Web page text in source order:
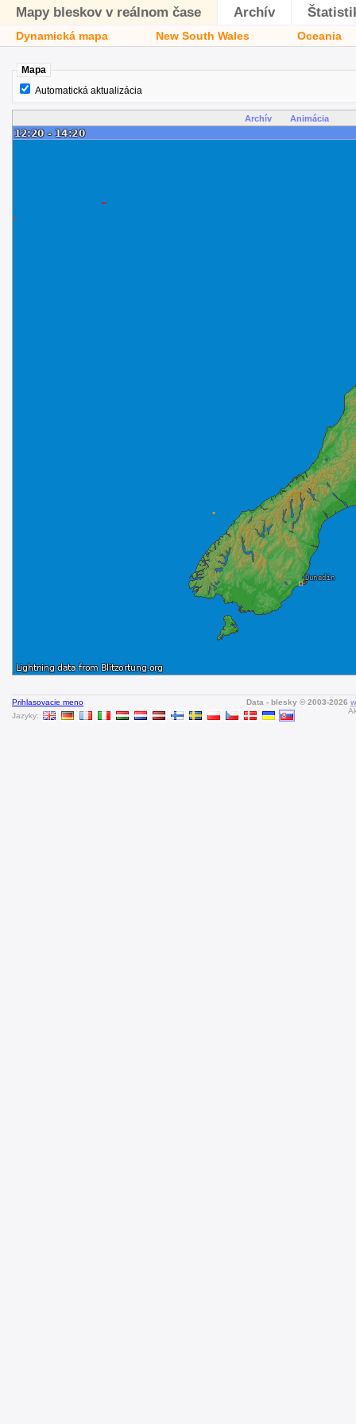
Mapy bleskov v reálnom čase Archív
Dynamická mapa New South Wales Oceania
Mapa
Automatická aktualizácia
Archív Animácia
Prihlasovacie meno
Jazyky:
Data - blesky © 2003-2026